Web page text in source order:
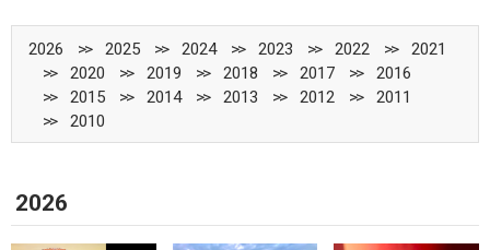
2026 2025 2024 2023 2022
2021
2020
2019 2018 2017
2016
2015
2014 2013 2012
2011
2010
2026